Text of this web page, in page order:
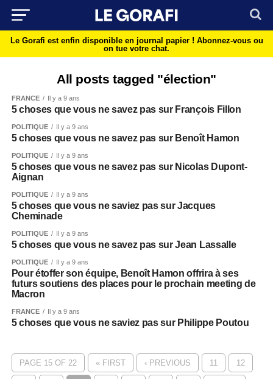
Le Gorafi est enfin disponible en journal papier ! Abonnez-vous ou
on tue votre chat.
All posts tagged "élection"
FRANCE Il y a 9 ans
5 choses que vous ne savez pas sur François Fillon
POLITIQUE Il y a 9 ans
5 choses que vous ne savez pas sur Benoît Hamon
POLITIQUE Il y a 9 ans
5 choses que vous ne savez pas sur Nicolas Dupont-
Aignan
POLITIQUE Il y a 9 ans
5 choses que vous ne saviez pas sur Jacques
Cheminade
POLITIQUE Il y a 9 ans
5 choses que vous ne savez pas sur Jean Lassalle
POLITIQUE Il y a 9 ans
Pour étoffer son équipe, Benoît Hamon offrira à ses
futurs soutiens des places pour le prochain meeting de
Macron
FRANCE Il y a 9 ans
5 choses que vous ne saviez pas sur Philippe Poutou
PAGE 15 OF 22 « FIRST ‹ PREVIOUS 11 12